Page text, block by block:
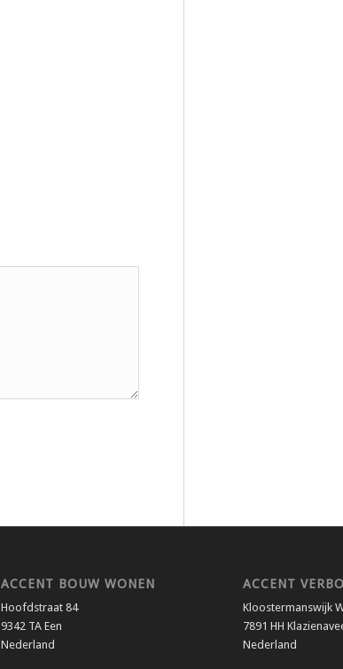
ACCENT BOUW WONEN
Hoofdstraat 84
9342 TA Een
Nederland
ACCENT
Kloostermanswijk
7891 HH
Nederland